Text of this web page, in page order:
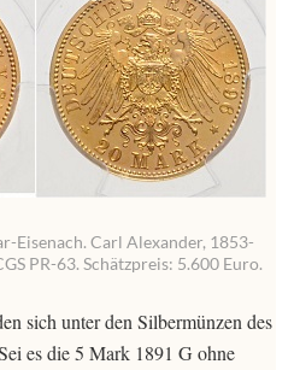
Eisenach. Carl Alexander, 1853-
PR-63. Schätzpreis: 5.600 Euro.
sich unter den Silbermünzen des
es die 5 Mark 1891 G ohne